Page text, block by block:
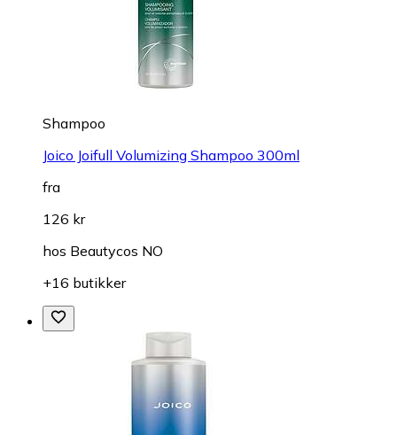
Shampoo
Joico Joifull Volumizing Shampoo 300ml
fra
126 kr
hos Beautycos NO
+16 butikker